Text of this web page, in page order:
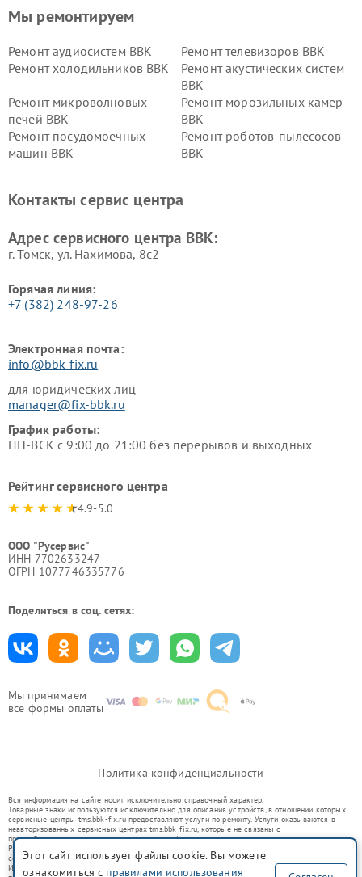
Мы принимаем
все формы оплаты
Мы ремонтируем
Ремонт аудиосистем BBK
Ремонт телевизоров BBK
Ремонт холодильников BBK
Ремонт акустических систем
BBK
Ремонт микроволновых
печей BBK
Ремонт морозильных камер
BBK
Ремонт посудомоечных
машин BBK
Ремонт роботов-пылесосов
BBK
Ремонт винных шкафов BBK
Контакты сервис центра
Адрес сервисного центра BBK:
г. Томск, ул. Нахимова, 8с2
Горячая линия:
+7 (382) 248-97-26
Электронная почта:
info@bbk-fix.ru
для юридических лиц
manager@fix-bbk.ru
График работы:
ПН-ВСК с 9:00 до 21:00 без перерывов и выходных
Рейтинг сервисного центра
4.9-5.0
ООО "Русервис"
ИНН 7702633247
ОГРН 1077746335776
Поделиться в соц. сетях:
Политика конфиденциальности
Вся информация на сайте носит исключительно справочный характер.
Товарные знаки используются исключительно для описания устройств, в отношении которых
сервисные центры tms.bbk-fix.ru предоставляют услуги по ремонту. Услуги оказываются в
неавторизованных сервисных центрах tms.bbk-fix.ru, которые не связаны с
правообладателями товарных знаков или их официальными представителями.
Ремонт осуществляется для устройств, уже введенных в гражданский оборот в соответствии
со статьей 1487 ГК РФ.
Использование товарных знаков не преследует цели индивидуализации услуг или введения
Этот сайт использует файлы cookie. Вы можете
ознакомиться с правилами использования